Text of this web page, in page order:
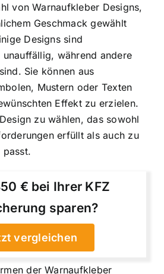
von Warnaufkleber Designs,
Geschmack gewählt
Designs sind
während andere
Sie können aus
Mustern oder Texten
Effekt zu erzielen.
zu wählen, das sowohl
erfüllt als auch zu
passt.
€ bei Ihrer KFZ
sparen?
vergleichen
der Warnaufkleber